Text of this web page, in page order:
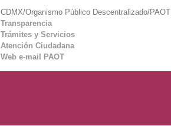
CDMX/Organismo Público Descentralizado/PAOT
Transparencia
Trámites y Servicios
Atención Ciudadana
Web e-mail PAOT